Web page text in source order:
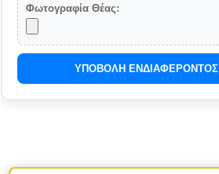
Φωτογραφία Θέας:
ΥΠΟΒΟΛΗ ΕΝΔΙΑΦΕΡΟΝΤΟΣ